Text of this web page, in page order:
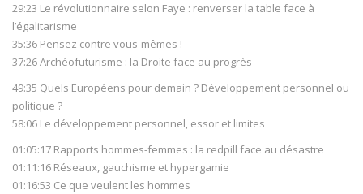
29:23 Le révolutionnaire selon Faye : renverser la table face à
l’égalitarisme
35:36 Pensez contre vous-mêmes !
37:26 Archéofuturisme : la Droite face au progrès
49:35 Quels Européens pour demain ? Développement personnel ou
politique ?
58:06 Le développement personnel, essor et limites
01:05:17 Rapports hommes-femmes : la redpill face au désastre
01:11:16 Réseaux, gauchisme et hypergamie
01:16:53 Ce que veulent les hommes